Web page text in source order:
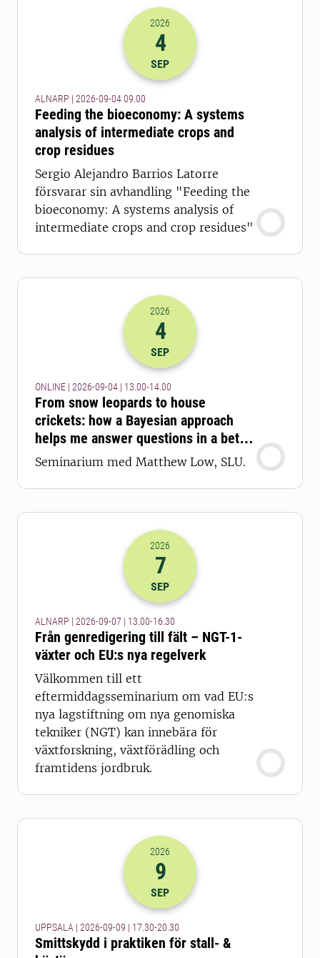
2026-04-09 07:00
2026
4
SEP
ALNARP | 2026-09-04 09.00
Feeding the bioeconomy: A systems
analysis of intermediate crops and
crop residues
Sergio Alejandro Barrios Latorre
försvarar sin avhandling "Feeding the
bioeconomy: A systems analysis of
intermediate crops and crop residues"
2026-04-09 11:00
2026
4
SEP
ONLINE | 2026-09-04 | 13.00-14.00
From snow leopards to house
crickets: how a Bayesian approach
helps me answer questions in a better
way
Seminarium med Matthew Low, SLU.
2026-07-09 11:00
2026
7
SEP
ALNARP | 2026-09-07 | 13.00-16.30
Från genredigering till fält – NGT-1-
växter och EU:s nya regelverk
Välkommen till ett
eftermiddagsseminarium om vad EU:s
nya lagstiftning om nya genomiska
tekniker (NGT) kan innebära för
växtforskning, växtförädling och
framtidens jordbruk.
2026-09-09 15:30
2026
9
SEP
UPPSALA | 2026-09-09 | 17.30-20.30
Smittskydd i praktiken för stall- &